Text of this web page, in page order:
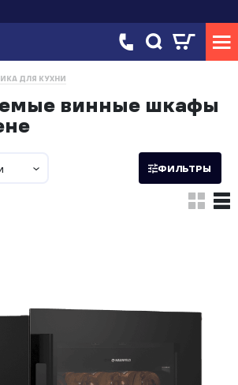
ДЛЯ КУХНИ
винные шкафы
ФИЛЬТРЫ